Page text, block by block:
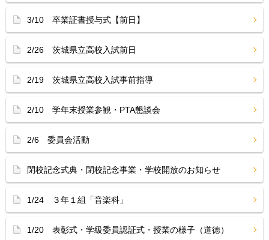
3/10 卒業証書授与式【前日】
2/26 茨城県立高校入試前日
2/19 茨城県立高校入試事前指導
2/10 学年末授業参観・PTA懇談会
2/6 委員会活動
閉校記念式典・閉校記念事業・学校開放のお知らせ
1/24 ３年１組「音楽科」
1/20 表彰式・学級委員認証式・授業の様子（道徳）